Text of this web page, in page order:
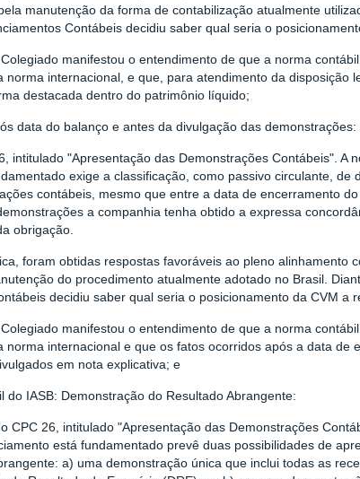
manutenção da forma de contabilização atualmente
Contábeis decidiu saber qual seria o
manifestou o entendimento de que a norma
norma internacional, e que, para atendimento da disposição
destacada dentro do patrimônio líquido;
data do balanço e antes da divulgação das demonstrações:
intitulado "Apresentação das Demonstrações Contábeis". A
exige a classificação, como passivo circulante, de
contábeis, mesmo que entre a data de encerramento
a companhia tenha obtido a expressa
obrigação.
foram obtidas respostas favoráveis ao pleno alinhamento
do procedimento atualmente adotado no Brasil.
decidiu saber qual seria o posicionamento da CVM a
manifestou o entendimento de que a norma
norma internacional e que os fatos ocorridos após a data de
em nota explicativa; e
do IASB: Demonstração do Resultado Abrangente:
CPC 26, intitulado "Apresentação das Demonstrações
está fundamentado prevê duas possibilidades de
a) uma demonstração única que inclui todas as